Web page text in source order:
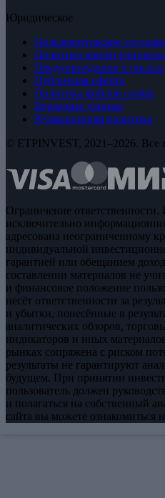
Юридическое
Пользовательское
Политика
Предупреждение о рисках
Публичная оферта
Политика файлов cookie
Биржевые данные
Редакционная политика
© ETPINVEST, 2021–2026. Все
Ограничение
исключительно
адресована неограниченному
индивидуальной
гарантией или обещанием
составлении материалов не
и финансовое положение
несёт ответственности за
и убытки, понесённые в
аналитических обзоров,
индикаторов и иных
рынках сопряжена с риском
результаты не гарантируют
будущем. При принятии
пользователь должен
и полагаться на собственный
сайта вы можете ознакомиться